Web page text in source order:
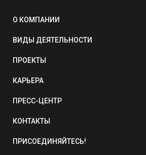
О КОМПАНИИ
ВИДЫ ДЕЯТЕЛЬНОСТИ
ПРОЕКТЫ
КАРЬЕРА
ПРЕСС-ЦЕНТР
КОНТАКТЫ
ПРИСОЕДИНЯЙТЕСЬ!